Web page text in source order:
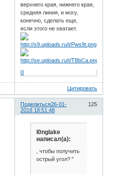
верхнего края, нижнего края,
средняя линия, и могу,
конечно, сделать еще,
если этого не хватает.
0
Цитировать
Поделиться 125
26-01-
2018 18:51:48
l0nglake
написал(а):
, чтобы получить
острый угол? "